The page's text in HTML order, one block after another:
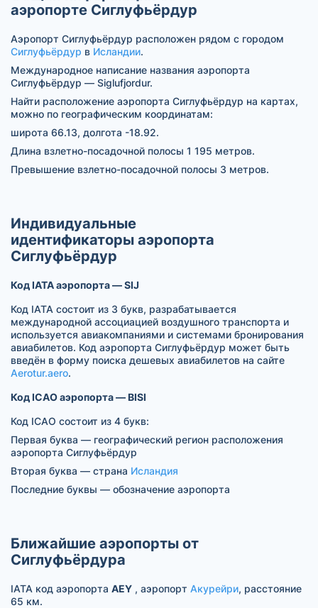
аэропорте Сиглуфьёрдур
Аэропорт Сиглуфьёрдур расположен рядом с городом
Сиглуфьёрдур в Исландии.
Международное написание названия аэропорта
Сиглуфьёрдур — Siglufjordur.
Найти расположение аэропорта Сиглуфьёрдур на картах,
можно по географическим координатам:
широта 66.13, долгота -18.92.
Длина взлетно-посадочной полосы 1 195 метров.
Превышение взлетно-посадочной полосы 3 метров.
Индивидуальные
идентификаторы аэропорта
Сиглуфьёрдур
Код IATA аэропорта — SIJ
Код IATA состоит из 3 букв, разрабатывается
международной ассоциацией воздушного транспорта и
используется авиакомпаниями и системами бронирования
авиабилетов. Код аэропорта Сиглуфьёрдур может быть
введён в форму поиска дешевых авиабилетов на сайте
Aerotur.aero.
Код ICAO аэропорта — BISI
Код ICAO состоит из 4 букв:
Первая буква — географический регион расположения
аэропорта Сиглуфьёрдур
Вторая буква — страна Исландия
Последние буквы — обозначение аэропорта
Ближайшие аэропорты от
Сиглуфьёрдура
IATA код аэропорта AEY , аэропорт Акурейри, расстояние
65 км.